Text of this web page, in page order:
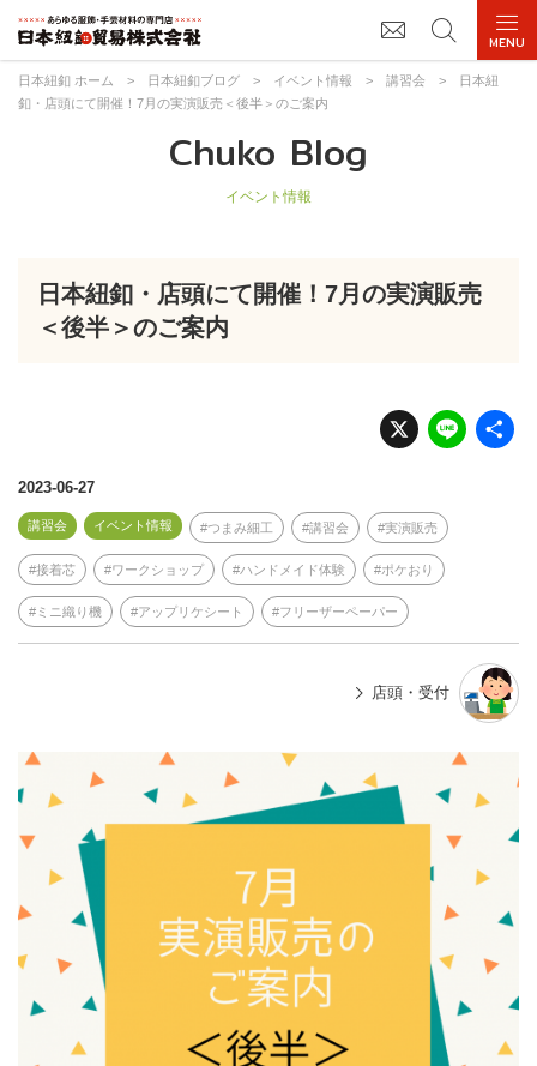
日本紐釦 ホーム > 日本紐釦ブログ > イベント情報 > 講習会 >
日本紐
釦・店頭にて開催！7月の実演販売＜後半＞のご案内
Chuko Blog
イベント情報
日本紐釦・店頭にて開催！7月の実演販売
＜後半＞のご案内
X Li
n
2023-06-27
講習会 イベント情報 つまみ細工 講習会 実演販売
接着芯 ワークショップ ハンドメイド体験 ポケおり
ミニ織り機 アップリケシート フリーザーペーパー
店頭・受付